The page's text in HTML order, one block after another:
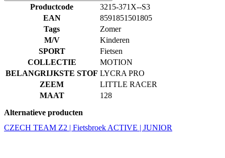
Productcode
3215-371X--S3
EAN
8591851501805
Tags
Zomer
M/V
Kinderen
SPORT
Fietsen
COLLECTIE
MOTION
BELANGRIJKSTE STOF LYCRA PRO
ZEEM
LITTLE RACER
MAAT
128
Alternatieve producten
CZECH TEAM Z2 | Fietsbroek ACTIVE | JUNIOR